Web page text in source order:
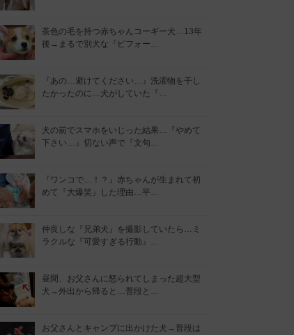
茶色の毛を持つ赤ちゃんコーギー犬…13年
後→まるで別犬な『ビフォー…
『あの…避けてください…』洗濯物を干し
たかったのに…犬がしていた『…
犬の前でスマホをいじった結果…『やめて
下さい…』切ない声で『文句…
『ワンコで…！？』赤ちゃんが生まれて初
めて『大爆笑』した理由…平…
仲良しな『兄弟犬』を撮影していたら…ミ
ラクルな『可愛すぎる行動』…
昼間、お父さんに怒られてしまった超大型
犬→外出から帰ると…普段と…
お父さんとキャンプに出かけた犬→普段は